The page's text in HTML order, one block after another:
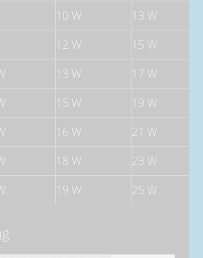
10 W
13 W
12 W
15 W
13 W
17 W
15 W
19 W
16 W
21 W
18 W
23 W
19 W 25 W